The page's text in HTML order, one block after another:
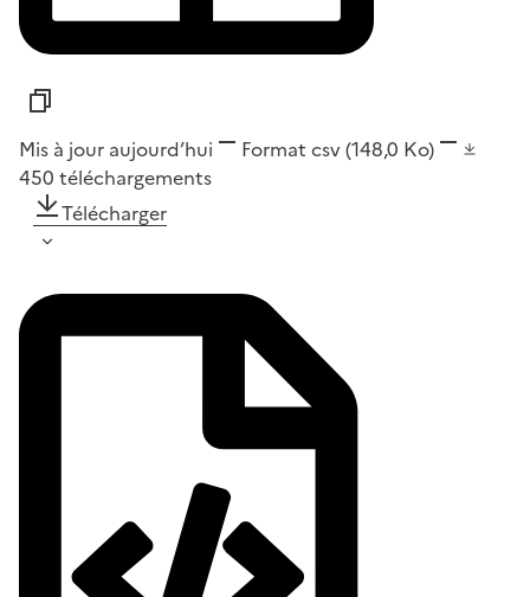
Mis à jour aujourd’hui Format csv(148,0 Ko)
450 téléchargements
Télécharger